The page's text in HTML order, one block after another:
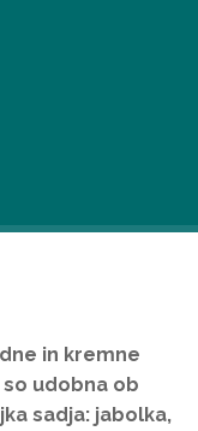
in kremne
udobna ob
sadja: jabolka,